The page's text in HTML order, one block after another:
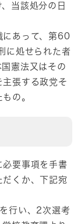
当該処分の日
にあって、第60
に処せられた者
憲法又はその
張する政党そ
の。
必要事項を手書
くか、下記宛
行い、2次選考